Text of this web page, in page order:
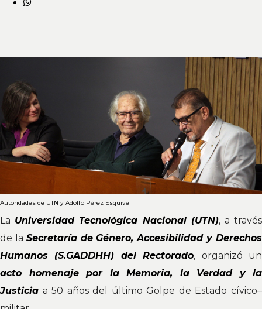
Autoridades de UTN y Adolfo Pérez Esquivel
La Universidad Tecnológica Nacional (UTN), a través
de la Secretaría de Género, Accesibilidad y Derechos
Humanos (S.GADDHH) del Rectorado, organizó un
acto homenaje por la Memoria, la Verdad y la
Justicia a 50 años del último Golpe de Estado cívico–